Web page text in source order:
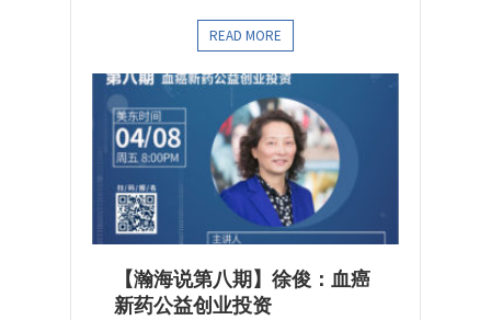
READ MORE
【瀚海说第八期】徐俊：血癌
新药公益创业投资